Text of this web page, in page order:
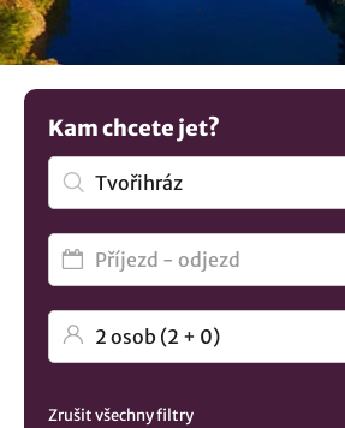
hotelů až po prostorné chaty a
chvíle s přáteli nebo kolegy. Zajímavá
seznamubytování v lokalitě Tvořihráz
Kam chcete jet?
Zrušit všechny filtry